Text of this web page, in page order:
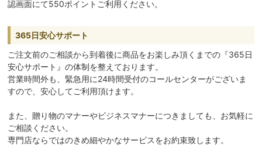
認画面にて550ポイントご利用ください。
365日安心サポート
ご注文前のご相談から到着後に商品をお楽しみ頂くまでの『365日
安心サポート』の体制を整えております。
営業時間外も、緊急用に24時間受付のコールセンターがございま
すので、安心してご利用頂けます。
また、贈り物のマナーやビジネスマナーにつきましても、お気軽に
ご相談ください。
専門店ならではのきめ細やかなサービスをお約束致します。